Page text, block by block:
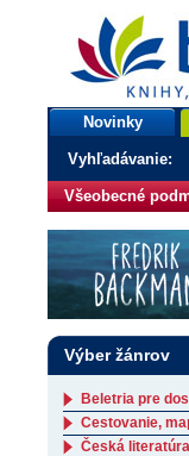
bux.sk
knihy, ktorými
Úvodná stránka
Novinky
Vyhľadávanie:
Všeobecné
Výber žánrov
Beletria pre
Cestovanie,
Česká literatúra